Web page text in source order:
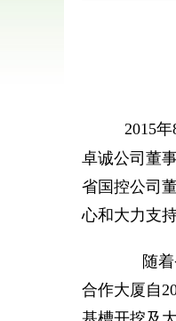
2015
卓诚公司董
省国控公司
心和大力支
随着省
合作大厦自